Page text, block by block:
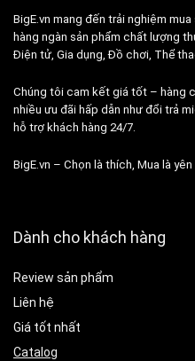
BigE.vn mang đến trải nghiệm
hàng ngàn sản phẩm chất lượng
Điện tử, Gia dụng, Đồ chơi, Thể
Chúng tôi cam kết giá tốt – hàng
nhiều ưu đãi hấp dẫn như đổi trả
hỗ trợ khách hàng 24/7.
BigE.vn – Chọn là thích, Mua là
Dành cho khách hàng
Review sản phẩm
Liên hệ
Giá tốt nhất
Catalog